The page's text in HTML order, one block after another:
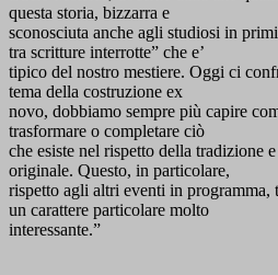
questa storia, bizzarra e
sconosciuta anche agli studiosi in
tra scritture interrotte” che e’
tipico del nostro mestiere. Oggi ci
tema della costruzione ex
novo, dobbiamo sempre più capire
trasformare o completare ciò
che esiste nel rispetto della tradizione
originale. Questo, in particolare,
rispetto agli altri eventi in programma,
un carattere particolare molto
interessante.”